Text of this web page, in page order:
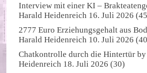
Interview mit einer KI –
Harald Heidenreich 16. Juli 2026
2777 Euro Erziehungsgehalt aus
Harald Heidenreich 10. Juli 2026
Chatkontrolle durch die Hintertür
Heidenreich 18. Juli 2026 (30)